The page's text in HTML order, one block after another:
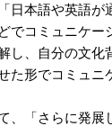
日本語や英語が
でコミュニケー
し、自分の文化
た形でコミュニ
、「さらに発展